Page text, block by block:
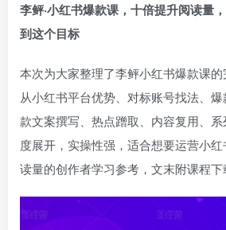
李鲆·小红书爆款课，十倍提升阅读量
到这个目标
本次为大家整理了李鲆小红书爆款课
从小红书平台优势、对标账号找法、
款文案撰写、热点蹭取、内容复用、
度展开，实操性强，适合想要运营小
读量的创作者学习参考，文末附课程下